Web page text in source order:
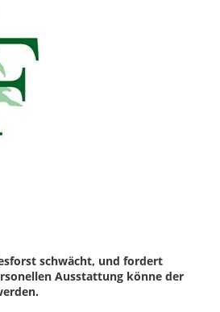
schwächt, und fordert
Ausstattung könne der